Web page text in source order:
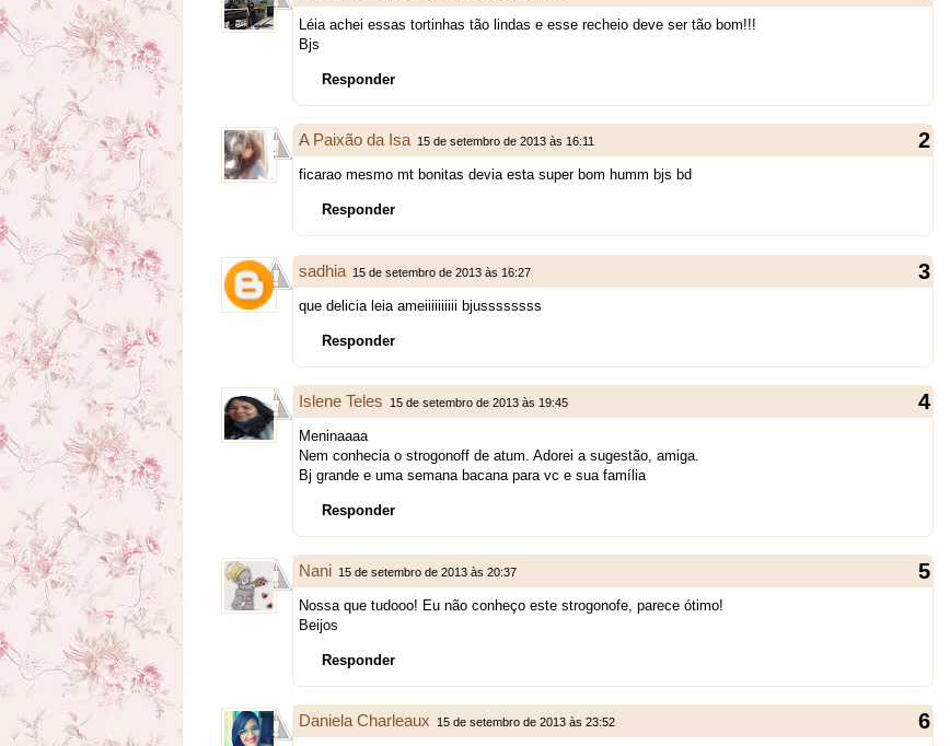
Léia achei essas tortinhas tão lindas e esse recheio deve ser tão bom!!!
Bjs
Responder
A Paixão da Isa 15 de setembro de 2013 às 16:11
ficarao mesmo mt bonitas devia esta super bom humm bjs bd
Responder
sadhia 15 de setembro de 2013 às 16:27
que delicia leia ameiiiiiiiiii bjussssssss
Responder
Islene Teles 15 de setembro de 2013 às 19:45
Meninaaaa
Nem conhecia o strogonoff de atum. Adorei a sugestão, amiga.
Bj grande e uma semana bacana para vc e sua família
Responder
Nani 15 de setembro de 2013 às 20:37
Nossa que tudooo! Eu não conheço este strogonofe, parece ótimo!
Beijos
Responder
Daniela Charleaux 15 de setembro de 2013 às 23:52